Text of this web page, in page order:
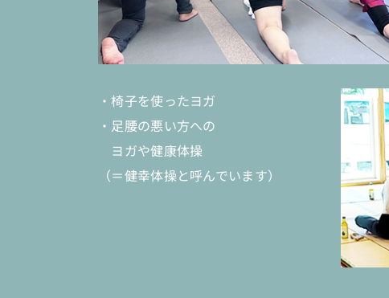
・椅子を使ったヨガ
・足腰の悪い方への
ヨガや健康体操
（＝健幸体操と呼んでいます）